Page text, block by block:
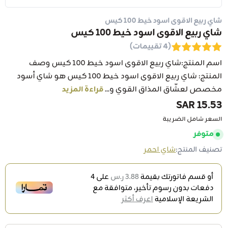
شاي ربيع الاقوى اسود خيط 100 كيس
شاي ربيع الاقوى اسود خيط 100 كيس
(4 تقييمات)
اسم المنتج:شاي ربيع الاقوى اسود خيط 100 كيس وصف
المنتج: شاي ربيع الاقوى اسود خيط 100 كيس هو شاي أسود
مخصص لعشّاق المذاق القوي و...قراءة المزيد
15.53 SAR
السعر شامل الضريبة
متوفر
تصنيف المنتج:شاي احمر
أو قسم فاتورتك بقيمة3.88 ر.س على4
دفعات بدون رسوم تأخير، متوافقة مع
الشريعة الإسلاميةاعرف أكثر